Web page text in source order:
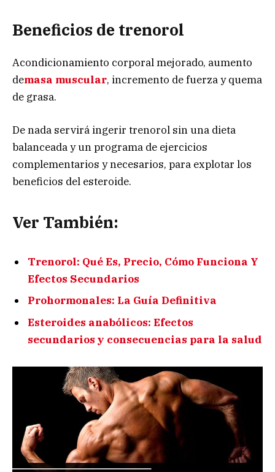
Beneficios de trenorol
Acondicionamiento corporal mejorado, aumento
demasa muscular, incremento de fuerza y quema
de grasa.
De nada servirá ingerir trenorol sin una dieta
balanceada y un programa de ejercicios
complementarios y necesarios, para explotar los
beneficios del esteroide.
Ver También:
Trenorol: Qué Es, Precio, Cómo Funciona Y
Efectos Secundarios
Prohormonales: La Guía Definitiva
Esteroides anabólicos: Efectos
secundarios y consecuencias para la salud